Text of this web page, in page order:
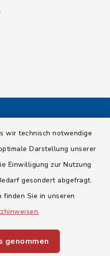
wir technisch notwendige
Darstellung unserer
Einwilligung zur Nutzung
gesondert abgefragt.
finden Sie in unseren
.
genommen